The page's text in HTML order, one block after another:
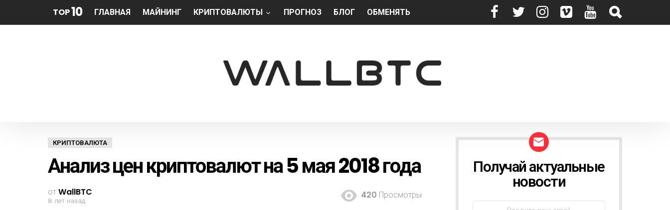
TOP10 ГЛАВНАЯ МАЙНИНГ КРИПТОВАЛЮТЫ ПРОГНОЗ БЛОГ ОБМЕНЯТЬ
КРИПТОВАЛЮТА
Анализ цен криптовалют на 5 мая 2018 года
отWallBTC
8 лет назад
420 Просмотры
N
EПолучай актуальные
новости